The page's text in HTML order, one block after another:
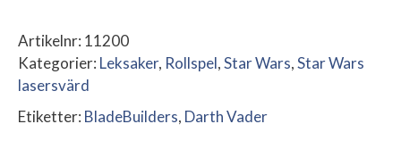
Artikelnr: 11200
Kategorier: Leksaker, Rollspel,Star Wars,Star Wars
lasersvärd
Etiketter: BladeBuilders, Darth Vader